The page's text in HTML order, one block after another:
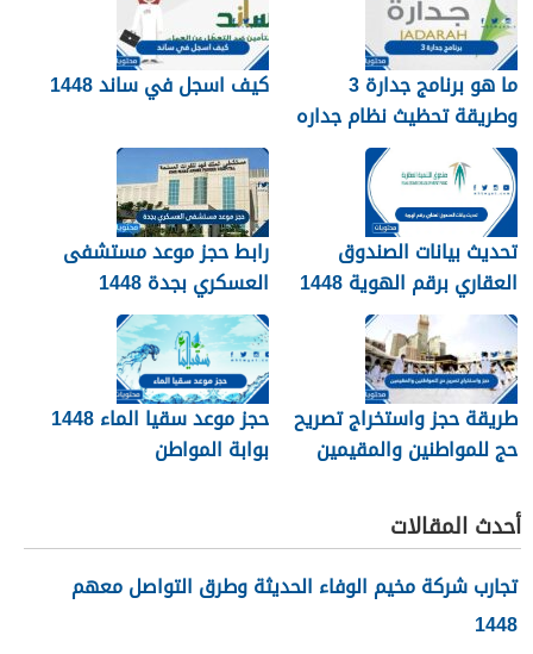
ما هو برنامج جدارة 3
وطريقة تحظيث نظام جداره
1448
كيف اسجل في ساند 1448
تحديث بيانات الصندوق
العقاري برقم الهوية 1448
الرابط والخطوات
رابط حجز موعد مستشفى
العسكري بجدة 1448
طريقة حجز واستخراج تصريح
حج للمواطنين والمقيمين
حجز موعد سقيا الماء 1448
بوابة المواطن
أحدث المقالات
تجارب شركة مخيم الوفاء الحديثة وطرق التواصل معهم
1448